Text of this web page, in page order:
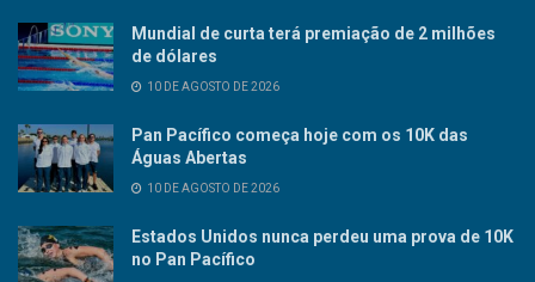
Mundial de curta terá premiação de 2 milhões
de dólares
10 DE AGOSTO DE 2026
Pan Pacífico começa hoje com os 10K das
Águas Abertas
10 DE AGOSTO DE 2026
Estados Unidos nunca perdeu uma prova de 10K
no Pan Pacífico